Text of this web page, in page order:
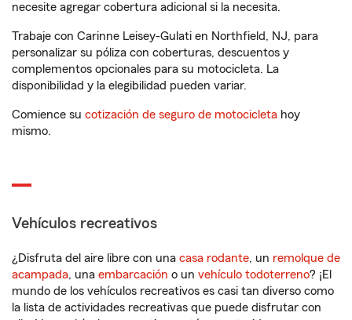
necesite agregar cobertura adicional si la necesita.
Trabaje con Carinne Leisey-Gulati en Northfield, NJ, para
personalizar su póliza con coberturas, descuentos y
complementos opcionales para su motocicleta. La
disponibilidad y la elegibilidad pueden variar.
Comience su cotización de seguro de motocicleta hoy
mismo.
Vehículos recreativos
¿Disfruta del aire libre con una casa rodante, un remolque de
acampada, una embarcación o un vehículo todoterreno? ¡El
mundo de los vehículos recreativos es casi tan diverso como
la lista de actividades recreativas que puede disfrutar con